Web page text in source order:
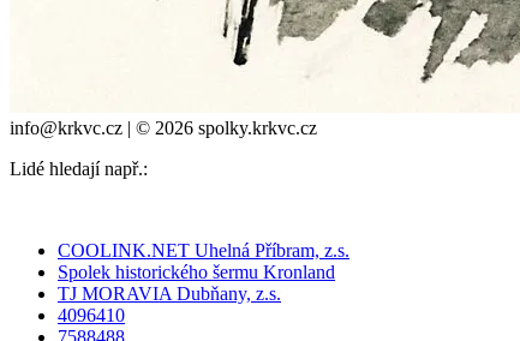
info@krkvc.cz | © 2026 spolky.krkvc.cz
Lidé hledají např.:
COOLINK.NET Uhelná Příbram, z.s.
Spolek historického šermu Kronland
TJ MORAVIA Dubňany, z.s.
4096410
7588488